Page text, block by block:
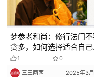
佛
教
人
物
登录
梦参老和尚：修行法门
贪多，如何选择适合自己
法门？
1 0
三三两两 2025年3